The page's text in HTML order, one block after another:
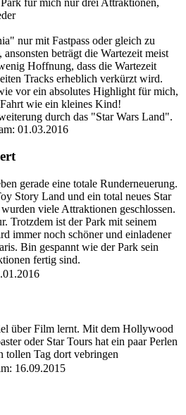
nur mit Fastpass oder gleich zu
beträgt die Wartezeit meist
Hoffnung, dass die Wartezeit
Tracks erheblich verkürzt wird.
vor ein absolutes Highlight für mich,
wie ein kleines Kind!
durch das "Star Wars Land".
01.03.2016
gerade eine totale Runderneuerung.
Story Land und ein total neues Star
viele Attraktionen geschlossen.
Trotzdem ist der Park mit seinem
immer noch schöner und einladener
Bin gespannt wie der Park sein
fertig sind.
über Film lernt. Mit dem Hollywood
oder Star Tours hat ein paar Perlen
tollen Tag dort vebringen
16.09.2015